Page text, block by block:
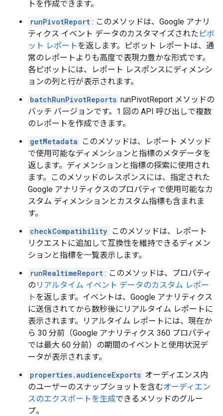
トを作成できます。
runPivotReport : このメソッドは、Google アナリ
ティクス イベント データのカスタマイズされた ピボ
ット レポートを返します。ピボット レポートは、通
常のレポートよりも高度で表現力豊かな形式です。
各ピボットには、レポート レスポンスにディメンシ
ョンの列と行が表示されます。
batchRunPivotReports runPivotReport メソッドの
バッチ バージョンです。1 回の API 呼び出しで複数
のレポートを作成できます。
getMetadata
このメソッドは、レポート メソッド
で使用可能なディメンションと指標のメタデータを
返します。ディメンションと指標の探索に使用され
ます。このメソッドのレスポンスには、指定された
Google アナリティクスのプロパティで使用可能なカ
スタム ディメンションとカスタム指標も含まれま
す。
checkCompatibility このメソッドは、レポート
リクエストに追加して互換性を維持できるディメン
ションと指標を一覧表示します。
runRealtimeReport : このメソッドは、プロパティ
の リアルタイム イベント データのカスタム レポー
トを返します。イベントは、Google アナリティクス
に送信されてから数秒後にリアルタイム レポートに
表示されます。リアルタイム レポートには、現在か
ら 30 分前（Google アナリティクス 360 プロパティ
では最大 60 分前）の期間のイベントと使用状況デ
ータが表示されます。
properties.audienceExports オーディエンス内
のユーザーのスナップショットを含むオーディエン
スのエクスポートを生成できるメソッドのグルー
プ。